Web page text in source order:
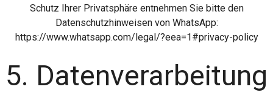
Schutz Ihrer Privatsphäre entnehmen Sie bitte den
Datenschutzhinweisen von WhatsApp:
https://www.whatsapp.com/legal/?eea=1#privacy-policy
5. Datenverarbeitung